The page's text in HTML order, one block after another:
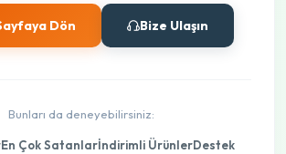
Dön Bize Ulaşın
Bunları da deneyebilirsiniz:
En Çok Satanlarİndirimli ÜrünlerDestek